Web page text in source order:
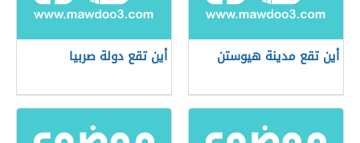
أين تقع مدينة هيوستن أين تقع دولة صربيا